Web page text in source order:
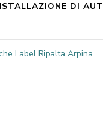
DI
Label Ripalta Arpina